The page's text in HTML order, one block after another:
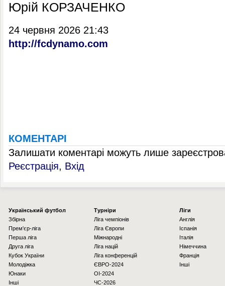
Юрій КОРЗАЧЕНКО
24 червня 2026 21:43
http://fcdynamo.com
КОМЕНТАРІ
Залишати коментарі можуть лише
Реєстрація, Вхід
Українcький футбол
Збірна
Прем'єр-ліга
Перша ліга
Друга ліга
Кубок України
Молодіжка
Юнаки
Інші
Турніри
Ліга чемпіонів
Ліга Європи
Міжнародні
Ліга націй
Ліга конференцій
ЄВРО-2024
OI-2024
ЧС-2026
Ліги
Англія
Іспанія
Італія
Німеччина
Франція
Інші